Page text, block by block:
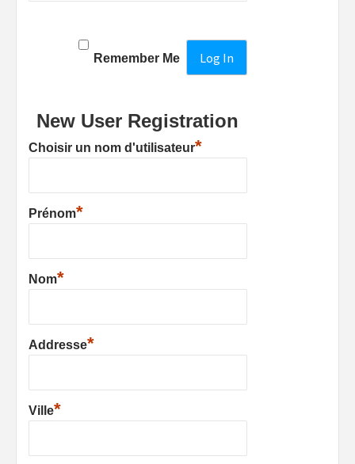
Remember Me
New User Registration
Choisir un nom d'utilisateur*
Prénom*
Nom*
Addresse*
Ville*